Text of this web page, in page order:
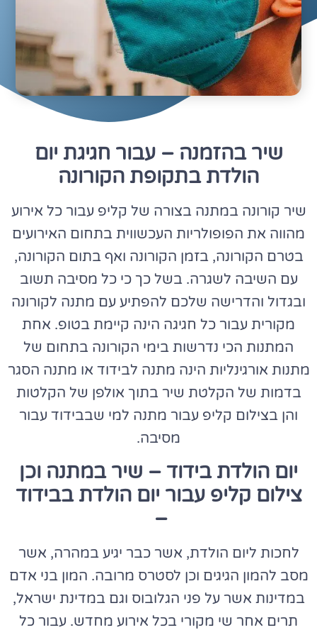
שיר בהזמנה – עבור חגיגת יום
הולדת בתקופת הקורונה
שיר קורונהבמתנה בצורה של קליפ עבור כל אירוע
מהווה את הפופולריות העכשווית בתחום האירועים
בטרם הקורונה, בזמן הקורונה ואף בתום הקורונה,
עם השיבה לשגרה. בשל כך כי כל מסיבה תשוב
ובגדול והדרישה שלכם להפתיע עם מתנה לקורונה
מקורית עבור כל חגיגה הינה קיימת בטופ. אחת
המתנות הכי נדרשות בימי הקורונה בתחום של
מתנות אורגינליות הינה מתנה לבידודאו מתנה הסגר
בדמות של הקלטת שיר בתוך אולפן של הקלטות
והן בצילום קליפ עבור מתנה למי שבבידודעבור
מסיבה.
יום הולדת בידוד – שיר במתנה וכן
צילום קליפ עבור יום הולדת בבידוד
–
לחכות ליום הולדת, אשר כבר יגיע במהרה, אשר
מסב להמון הגיגים וכן לסטרס מרובה. המון בני אדם
במדינות אשר על פני הגלובוס וגם במדינת ישראל,
תרים אחר שי מקורי בכל אירוע מחדש. עבור כל